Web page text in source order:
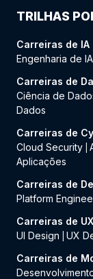
TRILHAS
Carreiras de IA
Engenharia de IA
Carreiras de
Ciência de
Dados
Carreiras de
Cloud Security
Aplicações
Carreiras de
Platform
Carreiras de
UI Design
UX
Carreiras de